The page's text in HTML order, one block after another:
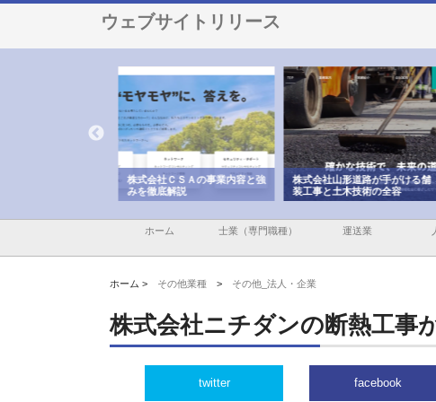
ウェブサイトリリース
株式会社ＣＳＡの事業内容と強
みを徹底解説
株式会社山形道路が手がける舗
装工事と土木技術の全容
ホーム 士業（専門職種） 運送業
ホーム > その他業種 > その他_法人・企業
株式会社ニチダンの断熱工事
twitter facebook